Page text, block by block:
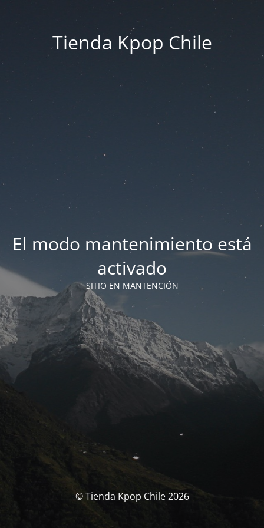
Tienda Kpop Chile
El modo mantenimiento está
activado
SITIO EN MANTENCIÓN
© Tienda Kpop Chile 2026